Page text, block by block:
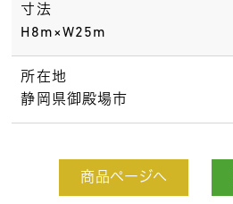
寸法
H8m×W25m
所在地
静岡県御殿場市
商品ページへ